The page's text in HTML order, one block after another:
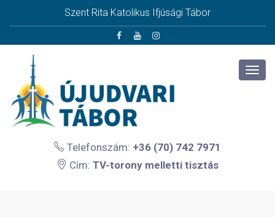
Szent Rita Katolikus Ifjúsági Tábor
Telefonszám: +36 (70) 742 7971
Cím: TV-torony melletti tisztás